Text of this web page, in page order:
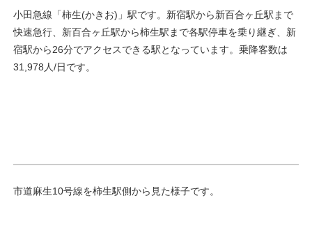
小田急線「柿生(かきお)」駅です。新宿駅から新百合ヶ丘駅まで
快速急行、新百合ヶ丘駅から柿生駅まで各駅停車を乗り継ぎ、新
宿駅から26分でアクセスできる駅となっています。乗降客数は
31,978人/日です。
市道麻生10号線を柿生駅側から見た様子です。